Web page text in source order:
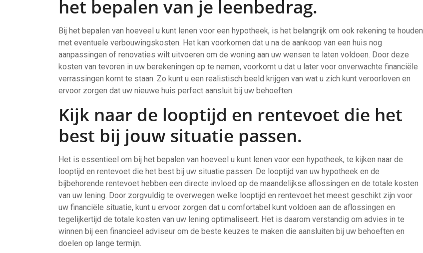
het bepalen van je leenbedrag.
Bij het bepalen van hoeveel u kunt lenen voor een hypotheek, is het belangrijk om ook rekening te houden
met eventuele verbouwingskosten. Het kan voorkomen dat u na de aankoop van een huis nog
aanpassingen of renovaties wilt uitvoeren om de woning aan uw wensen te laten voldoen. Door deze
kosten van tevoren in uw berekeningen op te nemen, voorkomt u dat u later voor onverwachte financiële
verrassingen komt te staan. Zo kunt u een realistisch beeld krijgen van wat u zich kunt veroorloven en
ervoor zorgen dat uw nieuwe huis perfect aansluit bij uw behoeften.
Kijk naar de looptijd en rentevoet die het
best bij jouw situatie passen.
Het is essentieel om bij het bepalen van hoeveel u kunt lenen voor een hypotheek, te kijken naar de
looptijd en rentevoet die het best bij uw situatie passen. De looptijd van uw hypotheek en de
bijbehorende rentevoet hebben een directe invloed op de maandelijkse aflossingen en de totale kosten
van uw lening. Door zorgvuldig te overwegen welke looptijd en rentevoet het meest geschikt zijn voor
uw financiële situatie, kunt u ervoor zorgen dat u comfortabel kunt voldoen aan de aflossingen en
tegelijkertijd de totale kosten van uw lening optimaliseert. Het is daarom verstandig om advies in te
winnen bij een financieel adviseur om de beste keuzes te maken die aansluiten bij uw behoeften en
doelen op lange termijn.